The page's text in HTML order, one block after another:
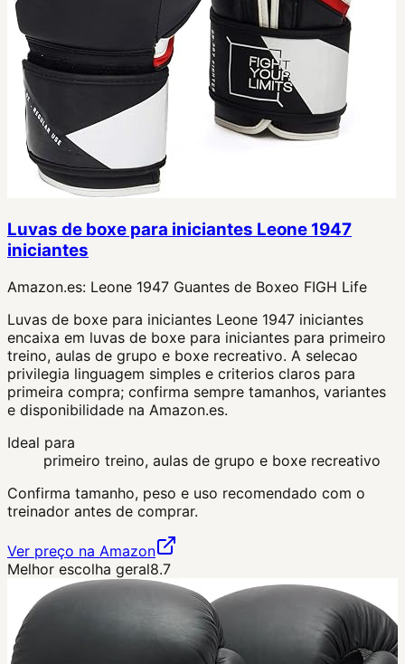
Luvas de boxe para iniciantes Leone 1947
iniciantes
Amazon.es: Leone 1947 Guantes de Boxeo FIGH Life
Luvas de boxe para iniciantes Leone 1947 iniciantes
encaixa em luvas de boxe para iniciantes para primeiro
treino, aulas de grupo e boxe recreativo. A selecao
privilegia linguagem simples e criterios claros para
primeira compra; confirma sempre tamanhos, variantes
e disponibilidade na Amazon.es.
Ideal para
primeiro treino, aulas de grupo e boxe recreativo
Confirma tamanho, peso e uso recomendado com o
treinador antes de comprar.
Ver preço na Amazon
Melhor escolha geral8.7